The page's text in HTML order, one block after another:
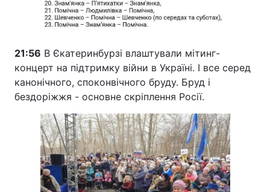
21:56 В Єкатеринбурзі влаштували мітинг-
концерт на підтримку війни в Україні. І все серед
канонічного, споконвічного бруду. Бруд і
бездоріжжя - основне скріплення Росії.